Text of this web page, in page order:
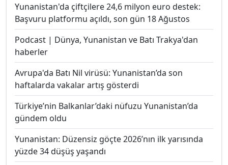
Yunanistan'da çiftçilere 24,6 milyon euro destek:
Başvuru platformu açıldı, son gün 18 Ağustos
Podcast | Dünya, Yunanistan ve Batı Trakya'dan
haberler
Avrupa'da Batı Nil virüsü: Yunanistan’da son
haftalarda vakalar artış gösterdi
Türkiye’nin Balkanlar’daki nüfuzu Yunanistan’da
gündem oldu
Yunanistan: Düzensiz göçte 2026’nın ilk yarısında
yüzde 34 düşüş yaşandı